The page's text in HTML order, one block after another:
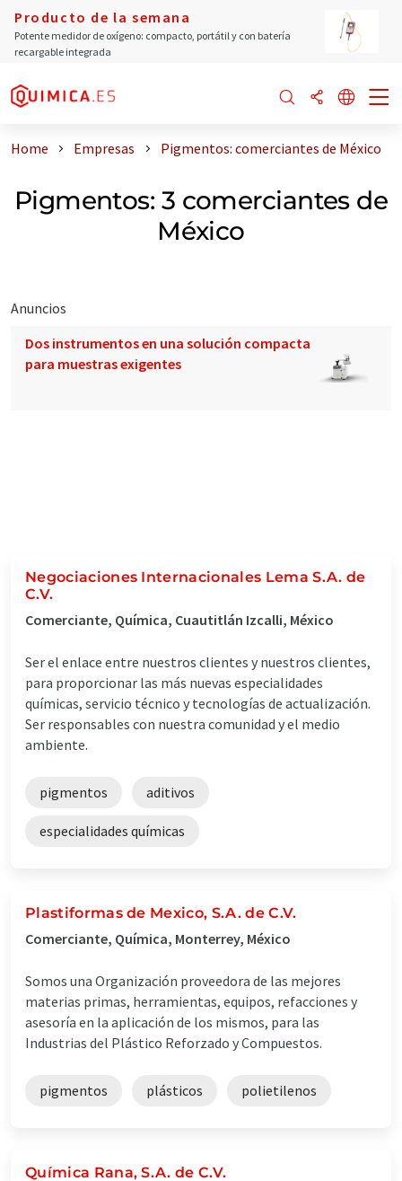
Producto de la semana
Potente medidor de oxígeno: compacto, portátil y con batería
recargable integrada
Home Empresas Pigmentos: comerciantes de México
Pigmentos: 3 comerciantes de
México
Anuncios
Dos instrumentos en una solución compacta
para muestras exigentes
Negociaciones Internacionales Lema S.A. de
C.V.
Comerciante, Química, Cuautitlán Izcalli, México
Ser el enlace entre nuestros clientes y nuestros clientes,
para proporcionar las más nuevas especialidades
químicas, servicio técnico y tecnologías de actualización.
Ser responsables con nuestra comunidad y el medio
ambiente.
pigmentos aditivos
especialidades químicas
Plastiformas de Mexico, S.A. de C.V.
Comerciante, Química, Monterrey, México
Somos una Organización proveedora de las mejores
materias primas, herramientas, equipos, refacciones y
asesoría en la aplicación de los mismos, para las
Industrias del Plástico Reforzado y Compuestos.
pigmentos plásticos polietilenos
Química Rana, S.A. de C.V.